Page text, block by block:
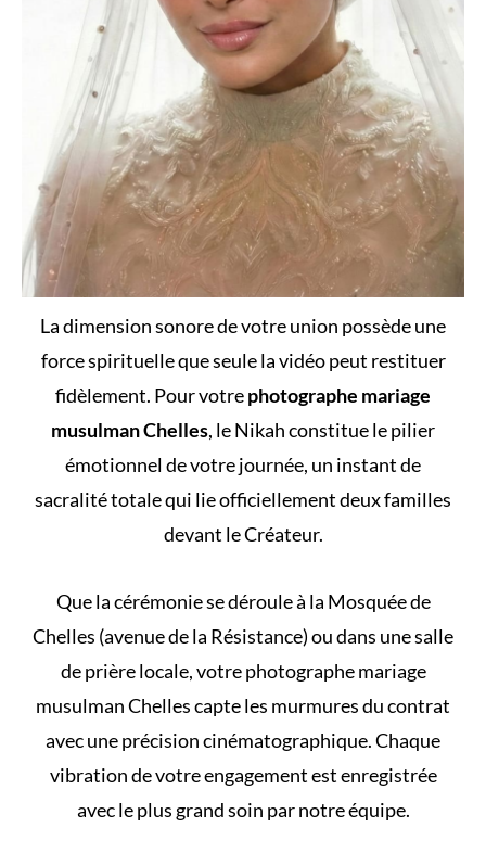
La dimension sonore de votre union possède une
force spirituelle que seule la vidéo peut restituer
fidèlement. Pour votrephotographe mariage
musulman Chelles, le Nikah constitue le pilier
émotionnel de votre journée, un instant de
sacralité totale qui lie officiellement deux familles
devant le Créateur.
Que la cérémonie se déroule à la Mosquée de
Chelles (avenue de la Résistance) ou dans une salle
de prière locale, votre photographe mariage
musulman Chelles capte les murmures du contrat
avec une précision cinématographique. Chaque
vibration de votre engagement est enregistrée
avec le plus grand soin par notre équipe.